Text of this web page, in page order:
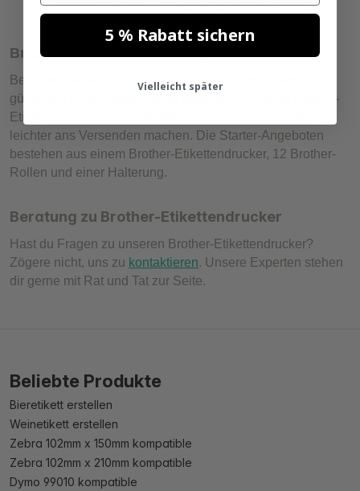
Etikettenbreite von 62mm und drahtloser Verbindung
Brauchen Sie ein Brother Starterset?
Bei Zolemba kannst du jetzt auch zu einem äußerst
günstigen Preis
bestellen, inklusive Brother-
Etikettendrucker und -Etiketten. So können sich Startups
leichter ans Versenden machen. Die Starter-Angeboten
bestehen aus einem Brother-Etikettendrucker, 12 Brother-
Rollen und einer Halterung.
Beratung zu Brother-Etikettendrucker
Hast du Fragen zu unseren Brother-Etikettendrucker?
Zögere nicht, uns zu kontaktieren. Unsere Experten stehen
dir gerne mit Rat und Tat zur Seite.
Beliebte Produkte
Bieretikett erstellen
Weinetikett erstellen
Zebra 102mm x 150mm kompatible
Zebra 102mm x 210mm kompatible
Dymo 99010 kompatible
5 % Rabatt sichern
Vielleicht später